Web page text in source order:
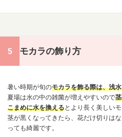
モカラの飾り方
暑い時期が旬のモカラを飾る際は、浅
夏場は水の中の雑菌が増えやすいので
こまめに水を換えるとより長く美しい
茎が黒くなってきたら、花だけ切りは
っても綺麗です。